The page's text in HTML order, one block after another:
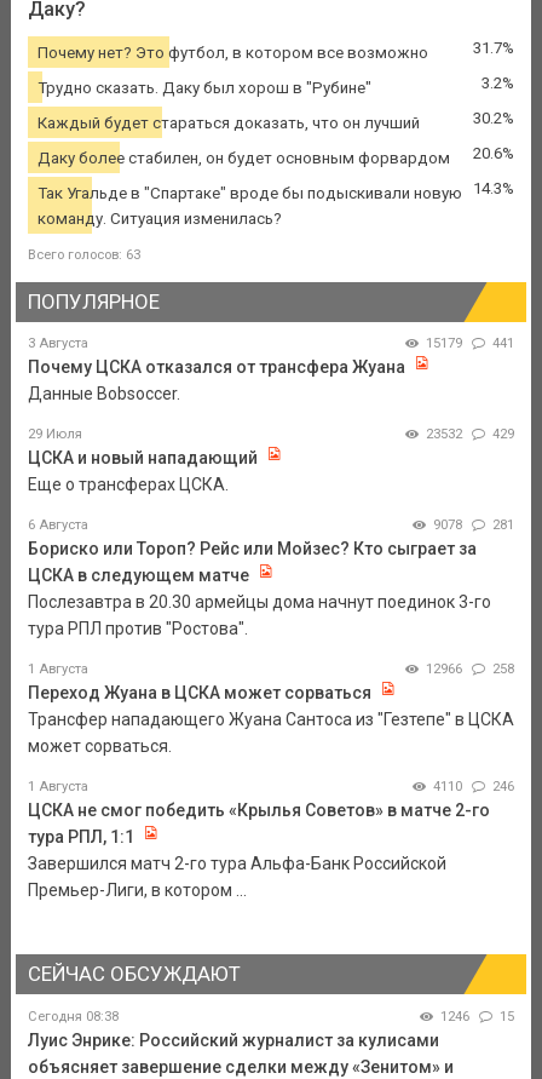
Даку?
Почему нет? Это футбол, в котором все возможно 31.7%
Трудно сказать. Даку был хорош в "Рубине" 3.2%
Каждый будет стараться доказать, что он лучший 30.2%
Даку более стабилен, он будет основным форвардом 20.6%
Так Угальде в "Спартаке" вроде бы подыскивали новую
команду. Ситуация изменилась?
14.3%
Всего голосов: 63
ПОПУЛЯРНОЕ
3 Августа 15179 441
Почему ЦСКА отказался от трансфера Жуана
Данные Bobsoccer.
29 Июля 23532 429
ЦСКА и новый нападающий
Еще о трансферах ЦСКА.
6 Августа 9078 281
Бориско или Тороп? Рейс или Мойзес? Кто сыграет за
ЦСКА в следующем матче
Послезавтра в 20.30 армейцы дома начнут поединок 3-го
тура РПЛ против "Ростова".
1 Августа 12966 258
Переход Жуана в ЦСКА может сорваться
Трансфер нападающего Жуана Сантоса из "Гезтепе" в ЦСКА
может сорваться.
1 Августа 4110 246
ЦСКА не смог победить «Крылья Советов» в матче 2-го
тура РПЛ, 1:1
Завершился матч 2-го тура Альфа-Банк Российской
Премьер-Лиги, в котором ...
СЕЙЧАС ОБСУЖДАЮТ
Сегодня 08:38 1246 15
Луис Энрике: Российский журналист за кулисами
объясняет завершение сделки между «Зенитом» и